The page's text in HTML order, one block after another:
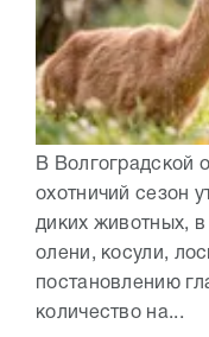
В Волгоградской
охотничий сезон
диких животных,
олени, косули,
постановлению
количество на...